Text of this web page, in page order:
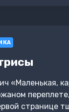
«Маленькая,
странице